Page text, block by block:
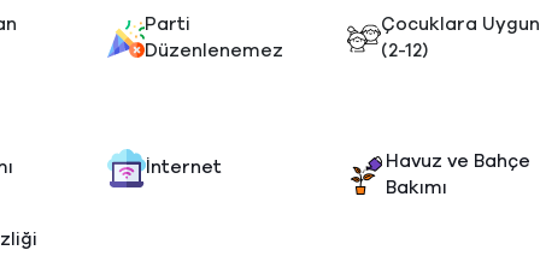
Parti
Düzenlenemez
Çocuklara Uygun
(2-12)
İnternet
Havuz ve Bahçe
Bakımı